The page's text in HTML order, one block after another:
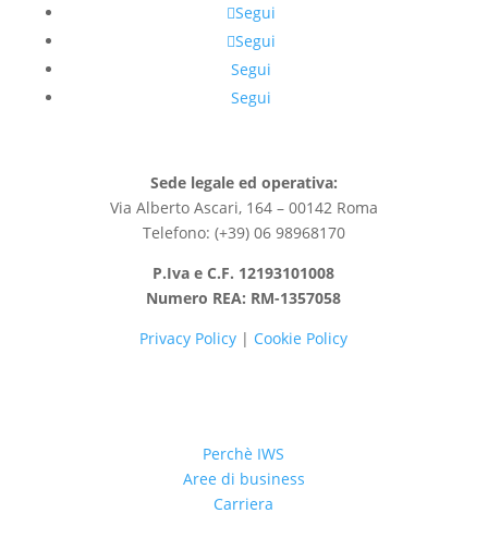
Segui
Segui
Segui
Segui
Sede legale ed operativa:
Via Alberto Ascari, 164 – 00142 Roma
Telefono: (+39) 06 98968170
P.Iva e C.F. 12193101008
Numero REA: RM-1357058
Privacy Policy | Cookie Policy
Perchè IWS
Aree di business
Carriera